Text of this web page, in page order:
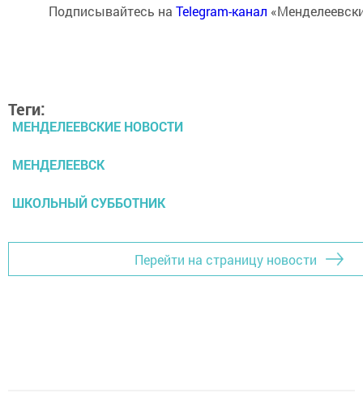
Подписывайтесь на Telegram-канал
Теги:
МЕНДЕЛЕЕВСКИЕ НОВОСТИ
МЕНДЕЛЕЕВСК
ШКОЛЬНЫЙ СУББОТНИК
Перейти на страницу новости